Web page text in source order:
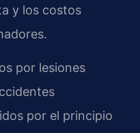
y los costos
por lesiones
por el principio